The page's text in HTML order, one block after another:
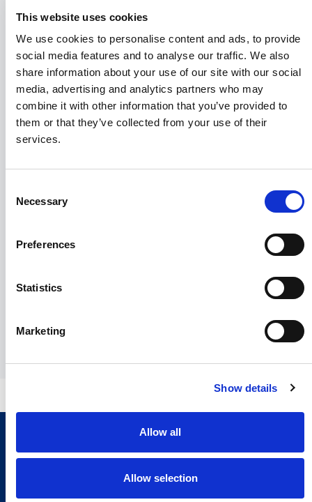
This website uses cookies
We use cookies to personalise content and ads, to provide
social media features and to analyse our traffic. We also
share information about your use of our site with our social
media, advertising and analytics partners who may
combine it with other information that you’ve provided to
them or that they’ve collected from your use of their
services.
Selection
Necessary
Preferences
Statistics
Marketing
Show details
Allow all
Allow selection
TZadvydas@StantonPRM.com
Comau
Giuseppe Costabile
Corporate Communication
giuseppe.costabile@comau.com
+39 338 7130885
Stellantis
Fernão Silveira
fernao.silveira@stellantis.com
Claudio D’Amico
+39 334 7107828